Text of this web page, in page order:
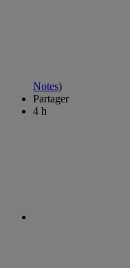
Notes)
Partager
4 h